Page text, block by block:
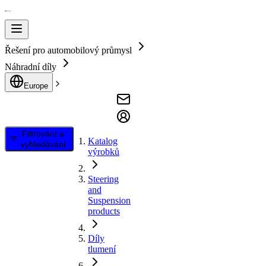
Řešení pro automobilový průmysl
Náhradní díly
Europe
Filtrování a
vyhledávání
Katalog
výrobků
Steering
and
Suspension
products
Díly
tlumení